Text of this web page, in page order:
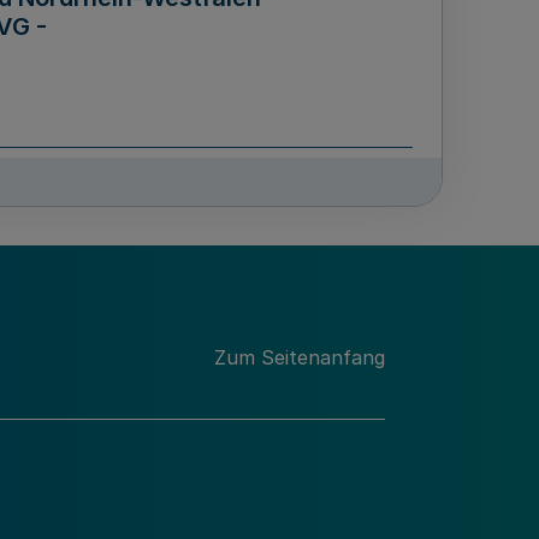
-
Männern für das Land
Zum Seitenanfang